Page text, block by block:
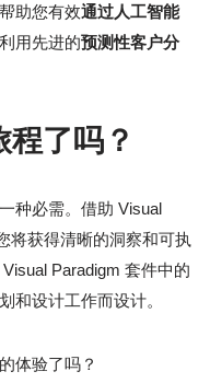
助您有效通过人工智能
用先进的预测性客户分
了吗？
种必需。借助 Visual
将获得清晰的洞察和可执
Paradigm 套件中的
和设计工作而设计。
体验了吗？